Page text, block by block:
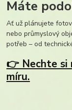
Máte
Ať už plánujete
nebo průmyslový
potřeb – od
👉 Nechte
míru.